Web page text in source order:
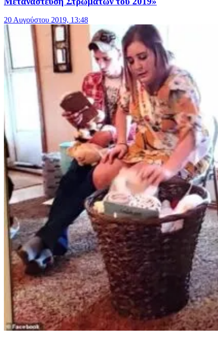
20 Αυγούστου 2019, 13:48